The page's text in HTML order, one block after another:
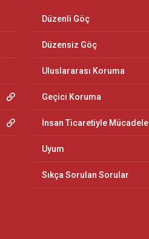
Düzenli Göç
Düzensiz Göç
Uluslararası Koruma
Geçici Koruma
İnsan Ticaretiyle Mücadele
Uyum
Sıkça Sorulan Sorular